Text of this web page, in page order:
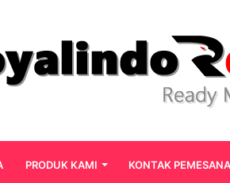
PRODUK KAMI KONTAK